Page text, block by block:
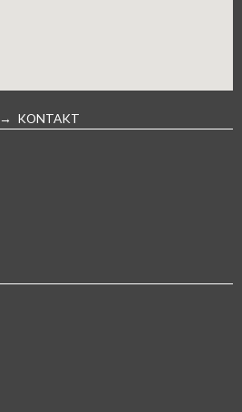
→ KONTAKT